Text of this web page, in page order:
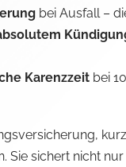
bei Ausfall –
Karenzzeit bei
Sie sichert nicht